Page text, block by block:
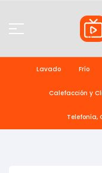
Lavado Frío
Calefacción y
Telefonía,